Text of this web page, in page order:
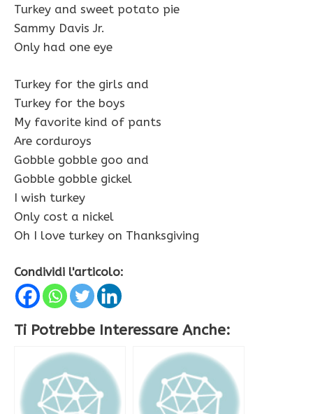
Turkey and sweet potato pie
Sammy Davis Jr.
Only had one eye
Turkey for the girls and
Turkey for the boys
My favorite kind of pants
Are corduroys
Gobble gobble goo and
Gobble gobble gickel
I wish turkey
Only cost a nickel
Oh I love turkey on Thanksgiving
Condividi l'articolo:
Ti Potrebbe Interessare Anche: